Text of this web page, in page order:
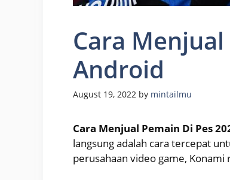
Cara Menjual
Android
August 19, 2022 by mintailmu
Cara Menjual Pemain Di Pes
langsung adalah cara tercepat
perusahaan video game,